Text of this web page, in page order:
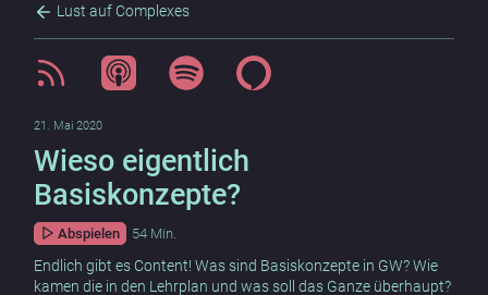
Lust auf Complexes
21. Mai 2020
Wieso eigentlich
Basiskonzepte?
Abspielen 54 Min.
Endlich gibt es Content! Was sind Basiskonzepte in GW? Wie
kamen die in den Lehrplan und was soll das Ganze überhaupt?